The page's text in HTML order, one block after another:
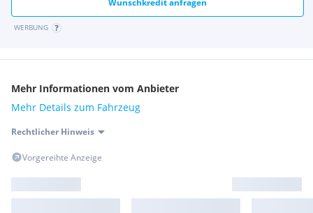
Wunschkredit anfragen
WERBUNG
Mehr Informationen vom Anbieter
Mehr Details zum Fahrzeug
Rechtlicher Hinweis
Vorgereihte Anzeige